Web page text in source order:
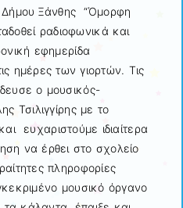
Δήμου Ξάνθης “Όμορφη
ραδιοφωνικά και
εφημερίδα
ημέρες των γιορτών. Τις
ο μουσικός-
Τσιλιγγίρης με το
ευχαριστούμε ιδιαίτερα
να έρθει στο σχολείο
πληροφορίες
μουσικό όργανο